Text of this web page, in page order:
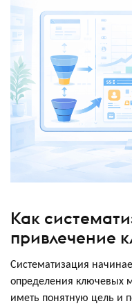
Как
привлечение
Систематизация
определения ключевых
иметь понятную цель и